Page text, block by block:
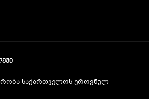
საქართველოს ეროვნულ